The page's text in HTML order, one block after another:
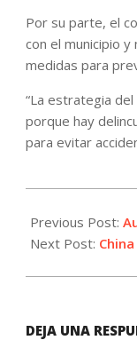
Por su parte, el
con el municipio
medidas para
“La estrategia
porque hay
para evitar
02-
28
Previous Post:
Next Post:
DEJA UNA